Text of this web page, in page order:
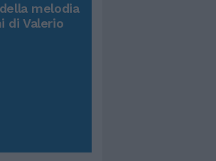
melodia
di Valerio